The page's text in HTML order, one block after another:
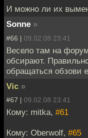
И можно ли их
Sonne »
#66 | 09.02.08 23:41
Весело там на
обсирают.
обращаться обзови
Vic »
#67 | 09.02.08 23:41
Кому: mitka, #61
Кому: Oberwolf, #65